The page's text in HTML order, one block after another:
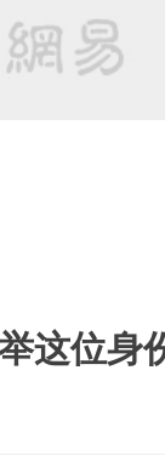
这位身